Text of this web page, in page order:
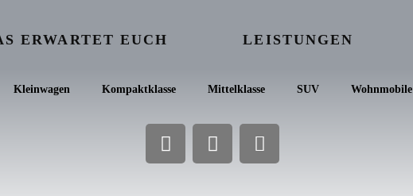
ERWARTET EUCH LEISTUNGEN
Kleinwagen Kompaktklasse Mittelklasse SUV Wohnmobile